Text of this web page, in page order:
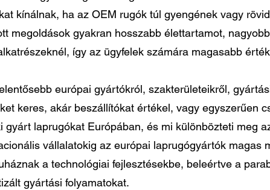
kínálnak, ha az OEM rugók túl gyengének vagy
megoldások gyakran hosszabb élettartamot,
így az ügyfelek számára magasabb
európai gyártókról, szakterületeikről,
keres, akár beszállítókat értékel, vagy egyszerűen
gyárt laprugókat Európában, és mi különbözteti meg
vállalatokig az európai laprugógyártók magas
a technológiai fejlesztésekbe, beleértve a
gyártási folyamatokat.